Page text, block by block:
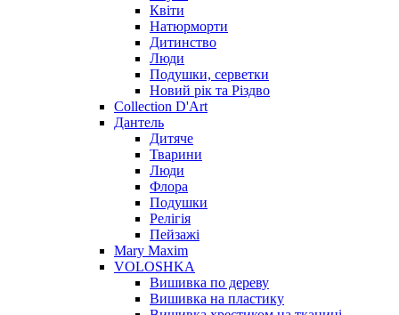
Квіти
Натюрморти
Дитинство
Люди
Подушки, серветки
Новий рік та Різдво
Collection D'Art
Дантель
Дитяче
Тварини
Люди
Флора
Подушки
Релігія
Пейзажі
Mary Maxim
VOLOSHKA
Вишивка по дереву
Вишивка на пластику